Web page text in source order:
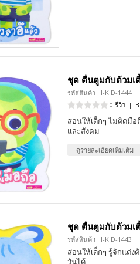
ชุด ตื่นตูมกับต้วมเ
รหัสสินค้า : I-KID-1444
0 รีวิว |
สอนให้เด็กๆ ไม่ติดมื
และสังคม
ดูรายละเอียดเพิ่มเติม
ชุด ตื่นตูมกับต้วมเ
รหัสสินค้า : I-KID-1443
สอนให้เด็กๆ รู้จักแต่ง
วันได้